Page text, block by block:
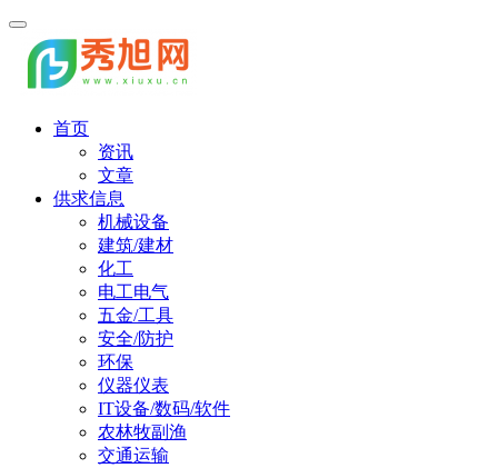
首页
资讯
文章
供求信息
机械设备
建筑/建材
化工
电工电气
五金/工具
安全/防护
环保
仪器仪表
IT设备/数码/软件
农林牧副渔
交通运输